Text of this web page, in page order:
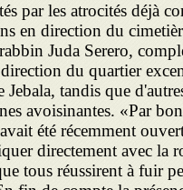
par les atrocités déjà
en direction du
Juda Serero,
du quartier
Jebala, tandis que
avoisinantes. «Par
été récemment
directement avec la
tous réussirent à fuir